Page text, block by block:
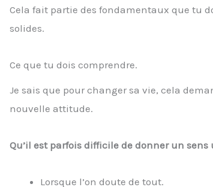
Cela fait partie des fondamentaux que tu
solides.
Ce que tu dois comprendre.
Je sais que pour changer sa vie, cela
nouvelle attitude.
Qu’il est parfois difficile de donner un
Lorsque l’on doute de tout.